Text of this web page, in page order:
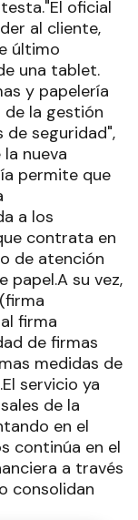
oficial
al cliente,
último
una tablet.
y papelería
la gestión
de seguridad",
nueva
permite que
a los
contrata en
de atención
papel.A su vez,
firma
de firmas
medidas de
servicio ya
de la
en el
continúa en el
a través
consolidan